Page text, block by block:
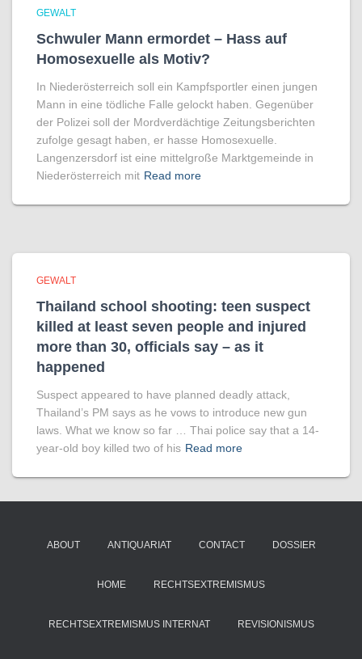
GEWALT
Schwuler Mann ermordet – Hass auf
Homo­sexuelle als Motiv?
In Niederösterreich soll ein Kampfsportler einen jungen
Mann in eine tödliche Falle gelockt haben. Gegenüber
der Polizei soll der Mordverdächtige Zeitungsberichten
zufolge gesagt haben, er hasse Homosexuelle.
Langenzersdorf ist eine mittelgroße Marktgemeinde in
Niederösterreich mit Read more
GEWALT
Thailand school shooting: teen suspect
killed at least seven people and injured
more than 30, officials say – as it
happened
Suspect appeared to have planned deadly attack,
Thailand’s PM says as he vows to introduce new gun
laws. What we know so far … Thai police say that a 14-
year-old boy killed two of his Read more
ABOUT ANTIQUARIAT CONTACT DOSSIER
HOME RECHTSEXTREMISMUS
RECHTSEXTREMISMUS INTERNAT REVISIONISMUS